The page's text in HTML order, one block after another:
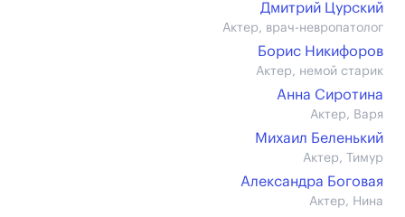
Дмитрий Цурский
Актер, врач-невропатолог
Борис Никифоров
Актер, немой старик
Анна Сиротина
Актер, Варя
Михаил Беленький
Актер, Тимур
Александра Боговая
Актер, Нина